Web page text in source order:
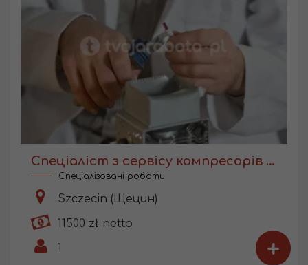
Cпеціаліст з сервісу компресорів для медичного обладнання
Спеціалізовані роботи
Szczecin (Щецин)
11500 zł netto
+